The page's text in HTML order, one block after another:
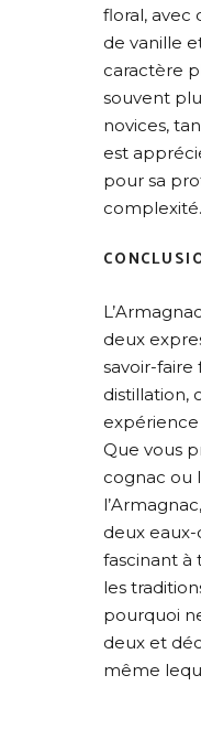
floral, avec
de vanille
caractère
souvent
novices,
est
pour sa
complexité.
deux
savoir-faire
distillation,
Que vous
cognac ou
deux
fascinant à
les
pourquoi
deux et
même